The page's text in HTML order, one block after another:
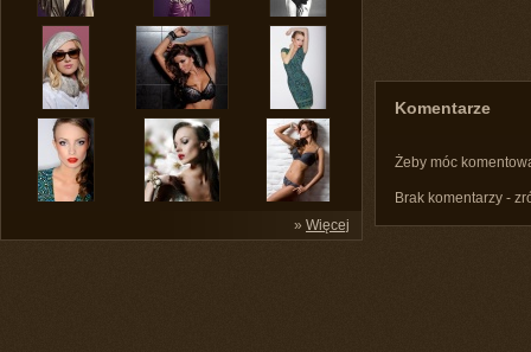
» Więcej
Komentarze
Żeby móc
Brak komentarzy -